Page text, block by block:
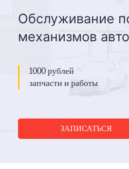
Обслуживание
механизмов авто
1000 рублей
запчасти и работы
ЗАПИСАТЬСЯ